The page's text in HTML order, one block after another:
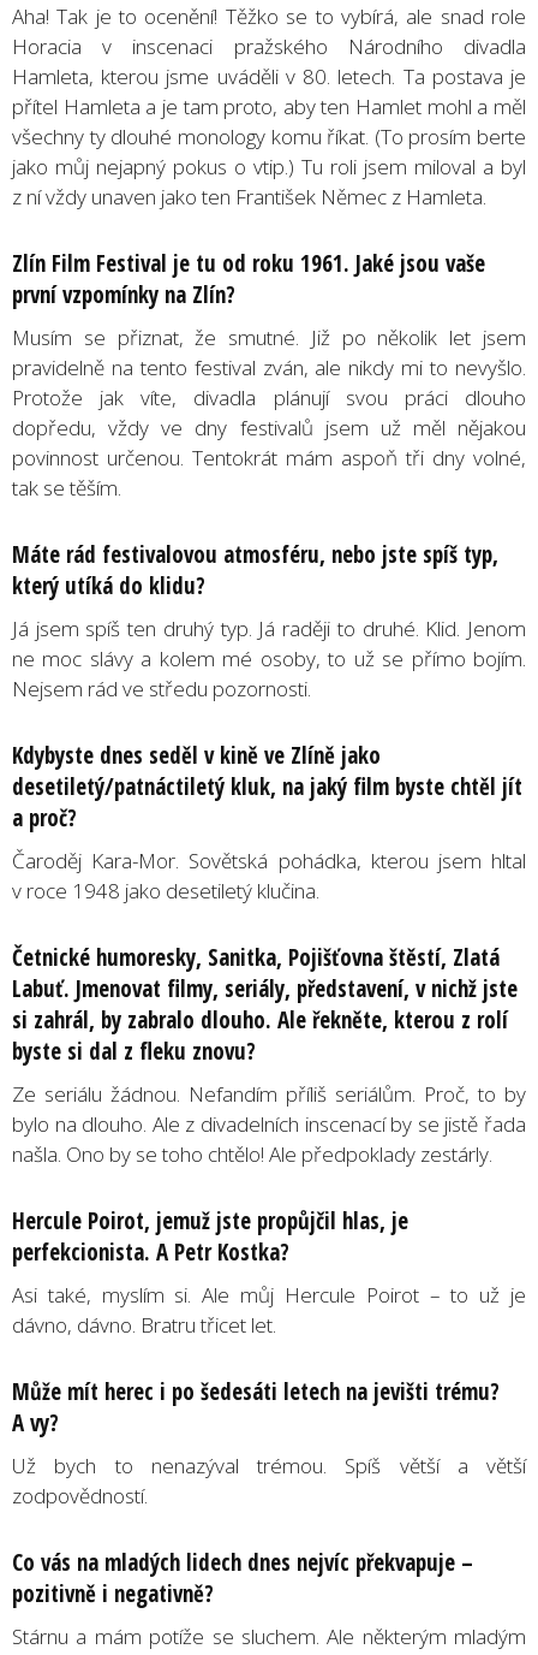
Aha! Tak je to ocenění! Těžko se to vybírá, ale snad role
Horacia v inscenaci pražského Národního divadla
Hamleta, kterou jsme uváděli v 80. letech. Ta postava je
přítel Hamleta a je tam proto, aby ten Hamlet mohl a měl
všechny ty dlouhé monology komu říkat. (To prosím berte
jako můj nejapný pokus o vtip.) Tu roli jsem miloval a byl
z ní vždy unaven jako ten František Němec z Hamleta.
Zlín Film Festival je tu od roku 1961. Jaké jsou vaše
první vzpomínky na Zlín?
Musím se přiznat, že smutné. Již po několik let jsem
pravidelně na tento festival zván, ale nikdy mi to nevyšlo.
Protože jak víte, divadla plánují svou práci dlouho
dopředu, vždy ve dny festivalů jsem už měl nějakou
povinnost určenou. Tentokrát mám aspoň tři dny volné,
tak se těším.
Máte rád festivalovou atmosféru, nebo jste spíš typ,
který utíká do klidu?
Já jsem spíš ten druhý typ. Já raději to druhé. Klid. Jenom
ne moc slávy a kolem mé osoby, to už se přímo bojím.
Nejsem rád ve středu pozornosti.
Kdybyste dnes seděl v kině ve Zlíně jako
desetiletý/patnáctiletý kluk, na jaký film byste chtěl jít
a proč?
Čaroděj Kara-Mor. Sovětská pohádka, kterou jsem hltal
v roce 1948 jako desetiletý klučina.
Četnické humoresky, Sanitka, Pojišťovna štěstí, Zlatá
Labuť. Jmenovat filmy, seriály, představení, v nichž jste
si zahrál, by zabralo dlouho. Ale řekněte, kterou z rolí
byste si dal z fleku znovu?
Ze seriálu žádnou. Nefandím příliš seriálům. Proč, to by
bylo na dlouho. Ale z divadelních inscenací by se jistě řada
našla. Ono by se toho chtělo! Ale předpoklady zestárly.
Hercule Poirot, jemuž jste propůjčil hlas, je
perfekcionista. A Petr Kostka?
Asi také, myslím si. Ale můj Hercule Poirot – to už je
dávno, dávno. Bratru třicet let.
Může mít herec i po šedesáti letech na jevišti trému?
A vy?
Už bych to nenazýval trémou. Spíš větší a větší
zodpovědností.
Co vás na mladých lidech dnes nejvíc překvapuje –
pozitivně i negativně?
Stárnu a mám potíže se sluchem. Ale některým mladým